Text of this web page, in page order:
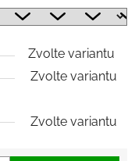
Zvolte variantu
Zvolte variantu
Zvolte variantu